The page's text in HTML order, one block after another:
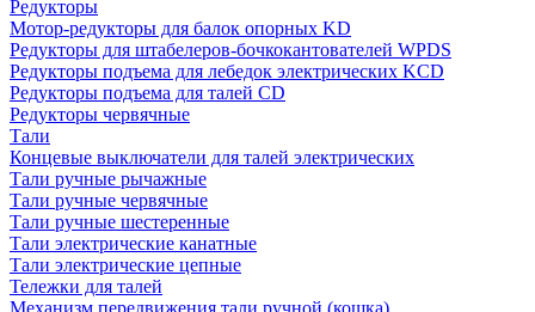
Редукторы
Мотор-редукторы для балок опорных KD
Редукторы для штабелеров-бочкокантователей WPDS
Редукторы подъема для лебедок электрических KCD
Редукторы подъема для талей CD
Редукторы червячные
Тали
Концевые выключатели для талей электрических
Тали ручные рычажные
Тали ручные червячные
Тали ручные шестеренные
Тали электрические канатные
Тали электрические цепные
Тележки для талей
Механизм передвижения тали ручной (кошка)